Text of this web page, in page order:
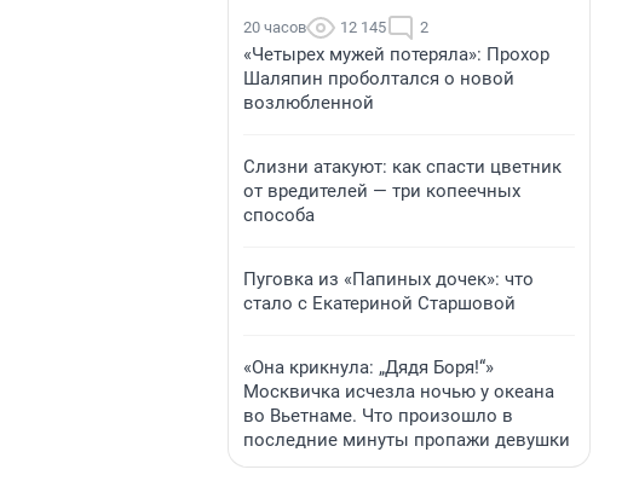
20 часов 12 145 2
«Четырех мужей потеряла»: Прохор
Шаляпин проболтался о новой
возлюбленной
Слизни атакуют: как спасти цветник
от вредителей — три копеечных
способа
Пуговка из «Папиных дочек»: что
стало с Екатериной Старшовой
«Она крикнула: „Дядя Боря!“»
Москвичка исчезла ночью у океана
во Вьетнаме. Что произошло в
последние минуты пропажи девушки